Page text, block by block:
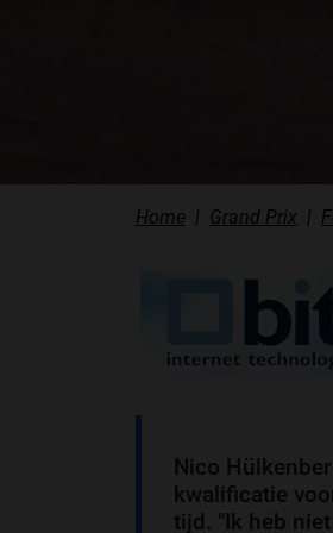
Home Grand Prix
Nico
kwalificatie
tijd. "Ik heb